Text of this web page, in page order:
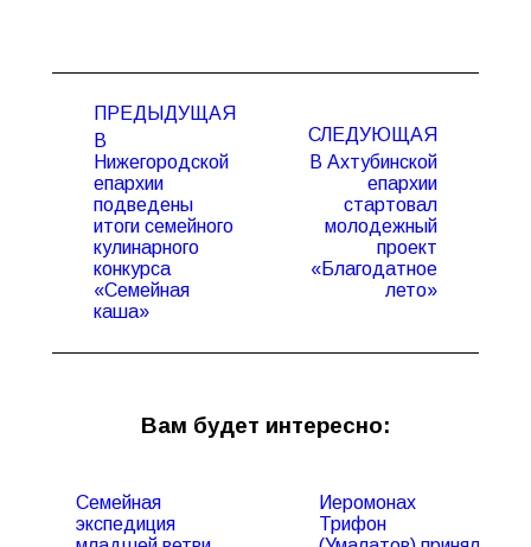
записям
ПРЕДЫДУЩАЯ
Предыдущая
запись:
В
Нижегородской
епархии
подведены
итоги семейного
кулинарного
конкурса
«Семейная
каша»
СЛЕДУЮЩАЯ
Следующая
В Ахтубинской
епархии
стартовал
молодежный
проект
«Благодатное
лето»
Вам будет интересно:
Семейная
экспедиция
Иеромонах
Трифон